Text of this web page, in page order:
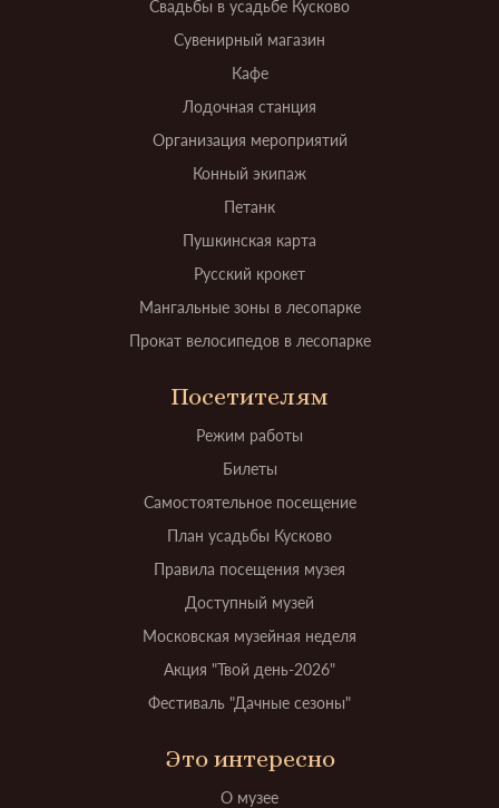
Свадьбы в усадьбе Кусково
Сувенирный магазин
Кафе
Лодочная станция
Организация мероприятий
Конный экипаж
Петанк
Пушкинская карта
Русский крокет
Мангальные зоны в лесопарке
Прокат велосипедов в лесопарке
Посетителям
Режим работы
Билеты
Самостоятельное посещение
План усадьбы Кусково
Правила посещения музея
Доступный музей
Московская музейная неделя
Акция "Твой день-2026"
Фестиваль "Дачные сезоны"
Это интересно
О музее